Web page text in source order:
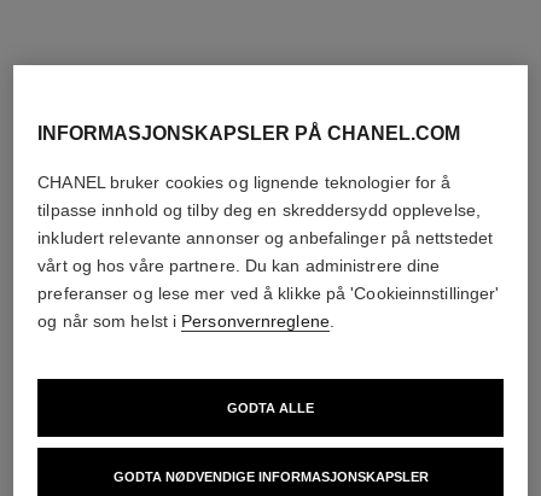
n°1 de chanel revitalizing
n°1 de chanel skin enhancer
INFORMASJONSKAPSLER PÅ CHANEL.COM
CHANEL bruker cookies og lignende teknologier for å
tilpasse innhold og tilby deg en skreddersydd opplevelse,
inkludert relevante annonser og anbefalinger på nettstedet
vårt og hos våre partnere. Du kan administrere dine
preferanser og lese mer ved å klikke på 'Cookieinnstillinger'
og når som helst i Personvernreglene.
GODTA NØDVENDIGE INFORMASJONSKAPSLER
GODTA ALLE